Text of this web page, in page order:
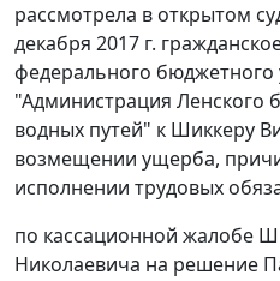
рассмотрела в открытом
декабря 2017 г.
федерального бюджетного
"Администрация Ленского
водных путей" к Шиккеру
возмещении ущерба,
исполнении трудовых
по кассационной жалобе
Николаевича на решение